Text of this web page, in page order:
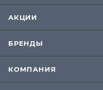
АКЦИИ
БРЕНДЫ
КОМПАНИЯ